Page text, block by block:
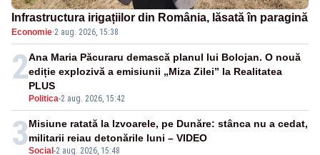
Infrastructura irigațiilor din România, lăsată în paragină
Economie·2 aug. 2026, 15:38
2
Politica-2 aug. 2026, 15:42
Ana Maria Păcuraru demască planul lui Bolojan. O nouă
ediție explozivă a emisiunii „Miza Zilei” la Realitatea
PLUS
3Social -2 aug. 2026, 15:48
Misiune ratată la Izvoarele, pe Dunăre: stânca nu a cedat,
militarii reiau detonările luni – VIDEO